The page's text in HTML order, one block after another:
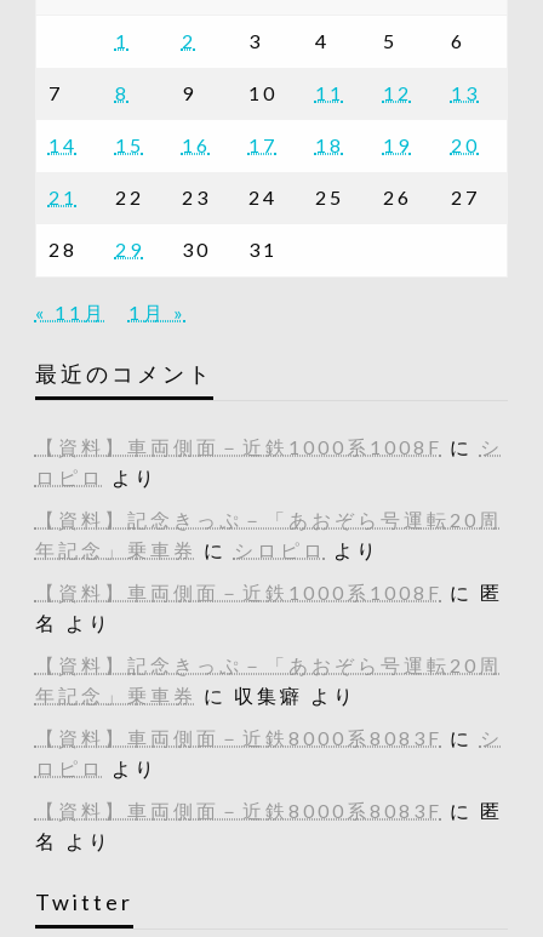
1 2 3 4 5 6
7 8 9 10 11 12 13
14 15 16 17 18 19 20
21 22 23 24 25 26 27
28 29 30 31
« 11月 1月 »
最近のコメント
【資料】車両側面－近鉄1000系1008F に
シ
ロピロ
より
【資料】記念きっぷ－「あおぞら号運転20周
年記念」乗車券 に シロピロ
より
【資料】車両側面－近鉄1000系1008F に 匿
名
より
【資料】記念きっぷ－「あおぞら号運転20周
年記念」乗車券 に 収集癖
より
【資料】車両側面－近鉄8000系8083F に
シ
ロピロ
より
【資料】車両側面－近鉄8000系8083F に 匿
名
より
Twitter